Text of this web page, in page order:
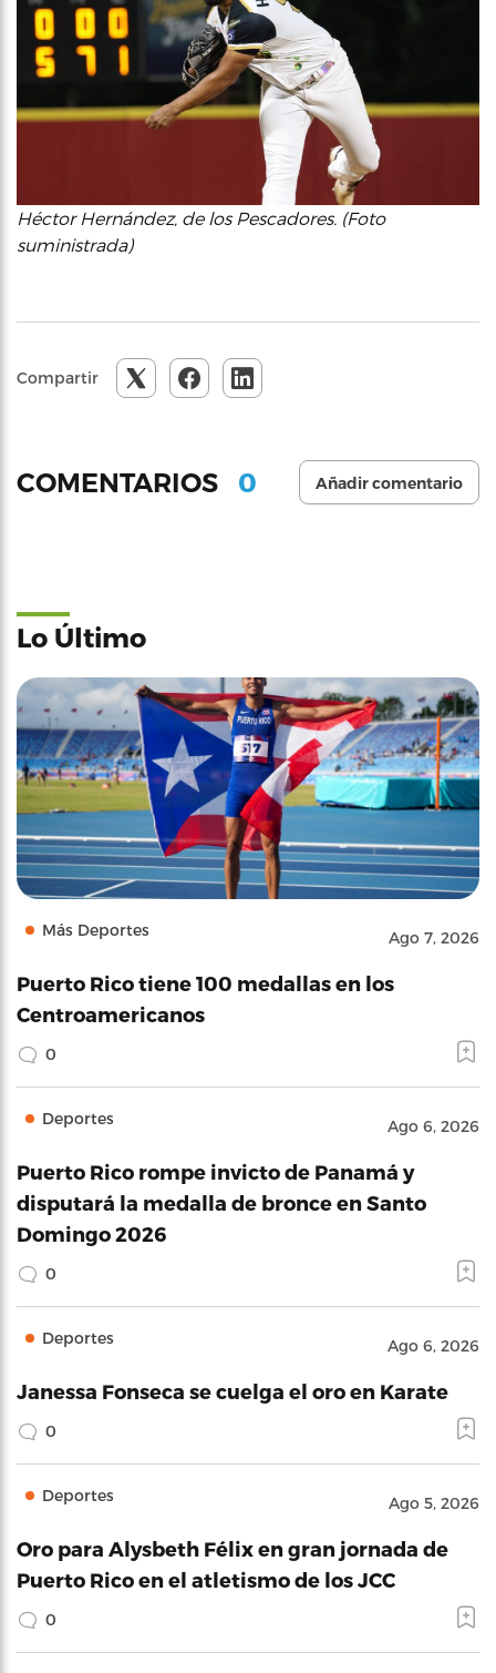
Héctor Hernández, de los Pescadores. (Foto
suministrada)
Compartir
COMENTARIOS 0 Añadir comentario
Lo Último
Más Deportes Ago 7, 2026
Puerto Rico tiene 100 medallas en los
Centroamericanos
0
Deportes Ago 6, 2026
Puerto Rico rompe invicto de Panamá y
disputará la medalla de bronce en Santo
Domingo 2026
0
Deportes Ago 6, 2026
Janessa Fonseca se cuelga el oro en Karate
0
Deportes Ago 5, 2026
Oro para Alysbeth Félix en gran jornada de
Puerto Rico en el atletismo de los JCC
0